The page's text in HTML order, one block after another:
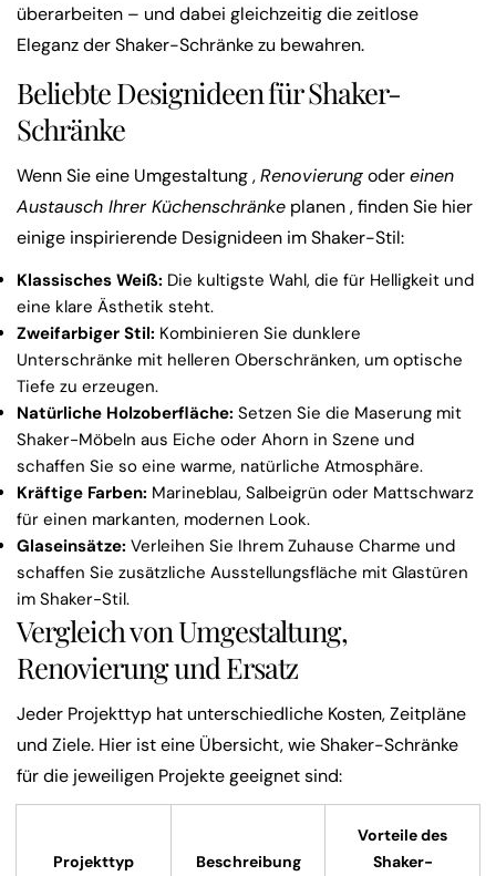
überarbeiten – und dabei gleichzeitig die zeitlose
Eleganz der Shaker-Schränke zu bewahren.
Beliebte Designideen für Shaker-
Schränke
Wenn Sie eine Umgestaltung ,Renovierungodereinen
Austausch Ihrer Küchenschränke planen, finden Sie hier
einige inspirierende Designideen im Shaker-Stil:
Klassisches Weiß: Die kultigste Wahl, die für Helligkeit und
eine klare Ästhetik steht.
Zweifarbiger Stil: Kombinieren Sie dunklere
Unterschränke mit helleren Oberschränken, um optische
Tiefe zu erzeugen.
Natürliche Holzoberfläche: Setzen Sie die Maserung mit
Shaker-Möbeln aus Eiche oder Ahorn in Szene und
schaffen Sie so eine warme, natürliche Atmosphäre.
Kräftige Farben: Marineblau, Salbeigrün oder Mattschwarz
für einen markanten, modernen Look.
Glaseinsätze: Verleihen Sie Ihrem Zuhause Charme und
schaffen Sie zusätzliche Ausstellungsfläche mit Glastüren
im Shaker-Stil.
Vergleich von Umgestaltung,
Renovierung und Ersatz
Jeder Projekttyp hat unterschiedliche Kosten, Zeitpläne
und Ziele. Hier ist eine Übersicht, wie Shaker-Schränke
für die jeweiligen Projekte geeignet sind:
Projekttyp Beschreibung
Vorteile des
Shaker-